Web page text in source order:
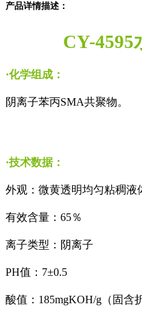
产品详情描述：
CY-4595
·化学组成：
阴离子苯丙SMA共聚物。
·技术数据：
外观：微黄透明均匀粘稠液
有效含量： 65％
离子类型：阴离子
PH值： 7±0.5
酸值： 185mgKOH/g （固含